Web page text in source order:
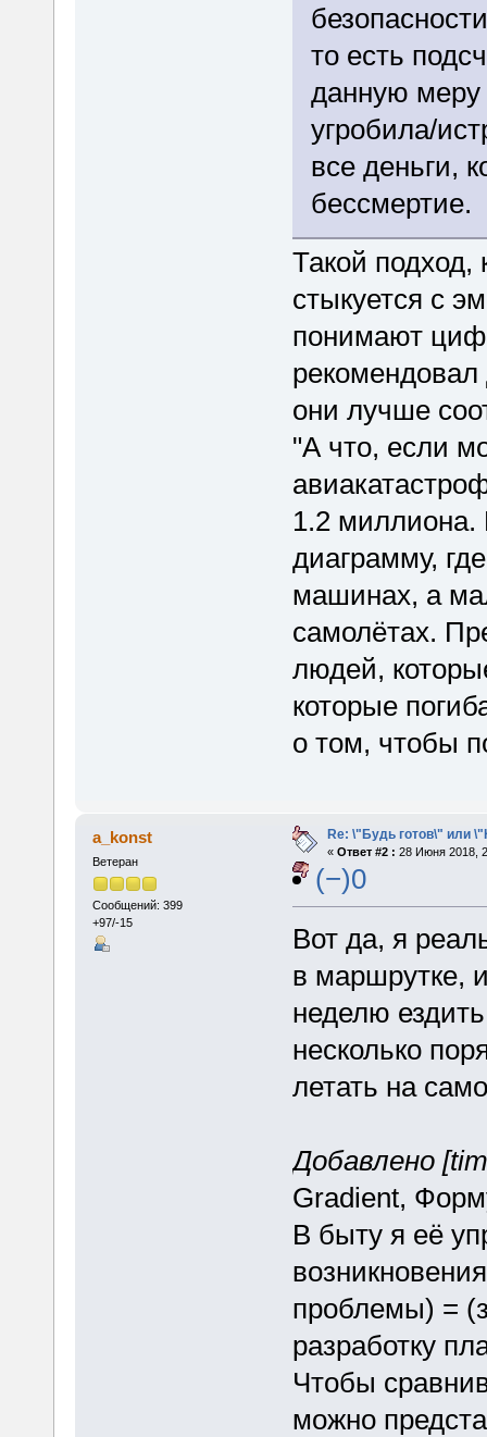
то есть
данную меру
угробила/
все деньги,
бессмертие.
Такой подход,
стыкуется с
понимают
они лучше
"А что, если
1.2 миллиона.
диаграмму,
машинах, а
самолётах.
людей,
которые
о том, чтобы
a_konst
Ветеран
Сообщений: 399
+97/-15
Re: \"Будь готов\" или
« Ответ #2 : 28 Июня 2018,
(−)0
Вот да, я
в маршрутке,
неделю
несколько
летать на
Добавлено
Gradient,
В быту я её
проблемы) =
разработку
Чтобы
можно